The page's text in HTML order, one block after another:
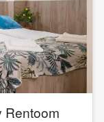
Rentoom